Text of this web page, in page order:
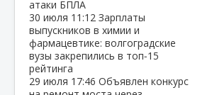
атаки БПЛА
30 июля 11:12 Зарплаты
выпускников в химии и
фармацевтике: волгоградские
вузы закрепились в топ‑15
рейтинга
29 июля 17:46 Объявлен конкурс